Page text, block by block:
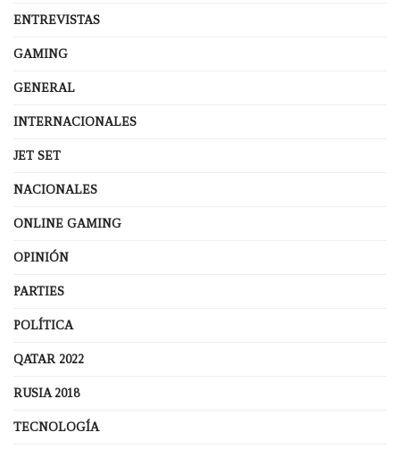
ENTREVISTAS
GAMING
GENERAL
INTERNACIONALES
JET SET
NACIONALES
ONLINE GAMING
OPINIÓN
PARTIES
POLÍTICA
QATAR 2022
RUSIA 2018
TECNOLOGÍA